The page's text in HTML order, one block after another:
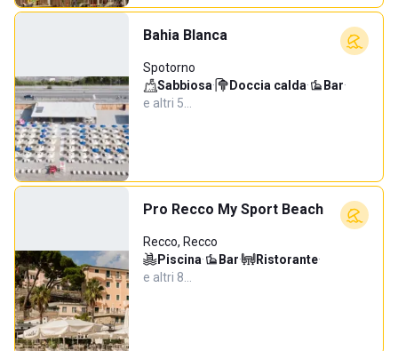
Bahia Blanca
Spotorno
Sabbiosa· Doccia calda· Bar·
e altri 5…
Pro Recco My Sport Beach
Recco, Recco
Piscina· Bar· Ristorante·
e altri 8…